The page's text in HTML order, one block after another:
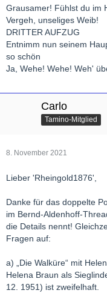
Grausamer! Fühlst du im
Vergeh, unseliges Weib!
DRITTER AUFZUG
Entnimm nun seinem
so schön
Ja, Wehe! Wehe! Weh'
Carlo
Tamino-Mitglied
8. November 2021
Lieber 'Rheingold1876',
Danke für das doppelte
im Bernd-Aldenhoff-
die Details nennt!
Fragen auf:
a) „Die Walküre“ mit
Helena Braun als
12. 1951) ist zweifelhaft.